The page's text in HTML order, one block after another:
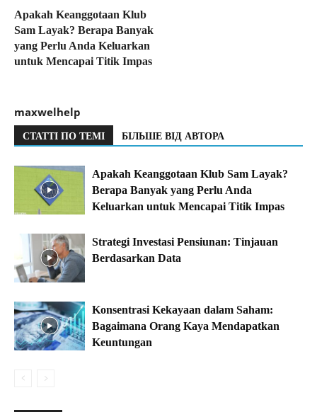
Apakah Keanggotaan Klub
Sam Layak? Berapa Banyak
yang Perlu Anda Keluarkan
untuk Mencapai Titik Impas
maxwelhelp
СТАТТІ ПО ТЕМІ БІЛЬШЕ ВІД АВТОРА
Apakah Keanggotaan Klub Sam Layak?
Berapa Banyak yang Perlu Anda
Keluarkan untuk Mencapai Titik Impas
Strategi Investasi Pensiunan: Tinjauan
Berdasarkan Data
Konsentrasi Kekayaan dalam Saham:
Bagaimana Orang Kaya Mendapatkan
Keuntungan